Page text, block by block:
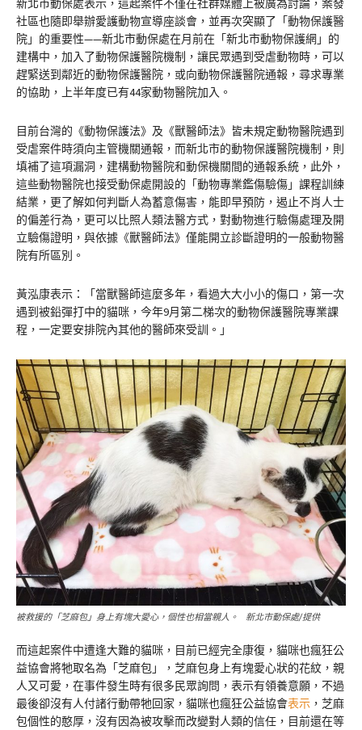
新北市動保處表示，這起案件不僅在社群媒體上被廣為討論，案發
社區也隨即舉辦愛護動物宣導座談會，並再次突顯了「動物保護醫
院」的重要性——新北市動保處在月前在「新北市動物保護網」的
建構中，加入了動物保護醫院機制，讓民眾遇到受虐動物時，可以
趕緊送到鄰近的動物保護醫院，或向動物保護醫院通報，尋求專業
的協助，上半年度已有44家動物醫院加入。
目前台灣的《動物保護法》及《獸醫師法》皆未規定動物醫院遇到
受虐案件時須向主管機關通報，而新北市的動物保護醫院機制，則
填補了這項漏洞，建構動物醫院和動保機關間的通報系統，此外，
這些動物醫院也接受動保處開設的「動物專業鑑傷驗傷」課程訓練
結業，更了解如何判斷人為蓄意傷害，能即早預防，遏止不肖人士
的偏差行為，更可以比照人類法醫方式，對動物進行驗傷處理及開
立驗傷證明，與依據《獸醫師法》僅能開立診斷證明的一般動物醫
院有所區別。
黃泓康表示：「當獸醫師這麼多年，看過大大小小的傷口，第一次
遇到被鉛彈打中的貓咪，今年9月第二梯次的動物保護醫院專業課
程，一定要安排院內其他的醫師來受訓。」
被救援的「芝麻包」身上有塊大愛心，個性也相當親人。 新北市動保處/提供
而這起案件中遭逢大難的貓咪，目前已經完全康復，貓咪也瘋狂公
益協會將牠取名為「芝麻包」，芝麻包身上有塊愛心狀的花紋，親
人又可愛，在事件發生時有很多民眾詢問，表示有領養意願，不過
最後卻沒有人付諸行動帶牠回家，貓咪也瘋狂公益協會表示 ，芝麻
包個性的憨厚，沒有因為被攻擊而改變對人類的信任，目前還在等